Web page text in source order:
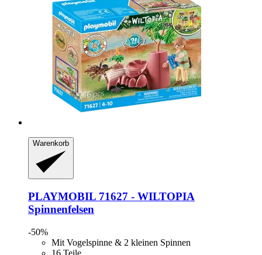
Warenkorb
PLAYMOBIL 71627 -​ WILTOPIA
Spinnenfelsen
-50%
Mit Vogelspinne & 2 kleinen Spinnen
16 Teile